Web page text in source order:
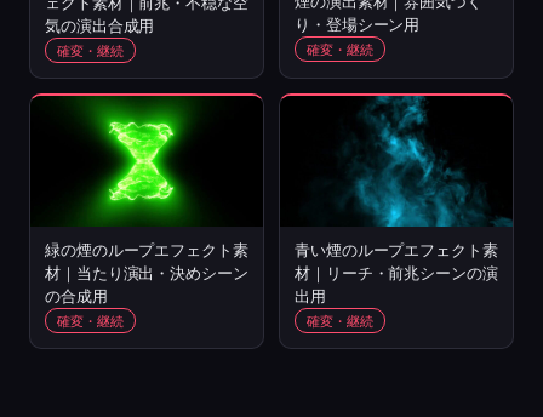
気の演出合成用
確変・継続
り・登場シーン用
確変・継続
緑の煙のループエフェクト素
材｜当たり演出・決めシーン
の合成用
確変・継続
青い煙のループエフェクト素
材｜リーチ・前兆シーンの演
出用
確変・継続